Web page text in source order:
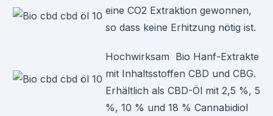
eine CO2 Extraktion gewonnen,
so dass keine Erhitzung nötig ist.
Hochwirksam Bio Hanf-Extrakte
mit Inhaltsstoffen CBD und CBG.
Erhältlich als CBD-Öl mit 2,5 %, 5
%, 10 % und 18 % Cannabidiol